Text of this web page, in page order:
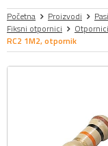
Početna Proizvodi
Fiksni otpornici
RC2 1M2, otpornik